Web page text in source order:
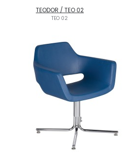
TEODOR / TEO 02
TEO 02